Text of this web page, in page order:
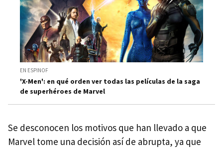
EN ESPINOF
'X-Men': en qué orden ver todas las películas de la saga
de superhéroes de Marvel
Se desconocen los motivos que han llevado a que
Marvel tome una decisión así de abrupta, ya que